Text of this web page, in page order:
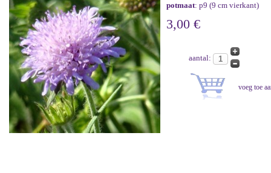
potmaat: p9 (9 cm vierkant)
3,00 €
aantal: